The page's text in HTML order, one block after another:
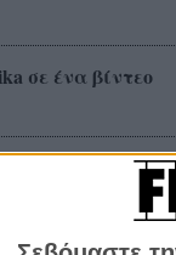
σε ένα βίντεο
καριέρα του